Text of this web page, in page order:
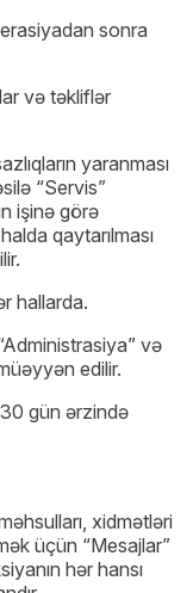
sonra
və təkliflər
yaranması
“Servis”
işinə görə
qaytarılması
hallarda.
və
edilir.
30 gün ərzində
xidmətləri
üçün “Mesajlar”
hər hansı